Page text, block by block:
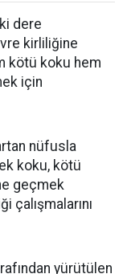
dere
kirliliğine
kötü koku hem
için
nüfusla
koku, kötü
geçmek
çalışmalarını
yürütülen